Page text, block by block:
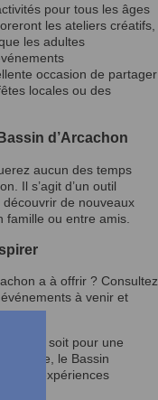
pour tous les âges
les ateliers créatifs,
les adultes
occasion de partager
locales ou des
d’Arcachon
aucun des temps
Il s’agit d’un outil
de nouveaux
ou entre amis.
a à offrir ? Consultez
à venir et
ce soit pour une
famille, le Bassin
des expériences